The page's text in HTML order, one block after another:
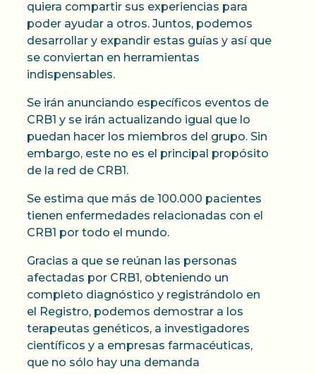
quiera compartir sus experiencias para
poder ayudar a otros. Juntos, podemos
desarrollar y expandir estas guías y así que
se conviertan en herramientas
indispensables.
Se irán anunciando específicos eventos de
CRB1 y se irán actualizando igual que lo
puedan hacer los miembros del grupo. Sin
embargo, este no es el principal propósito
de la red de CRB1.
Se estima que más de 100.000 pacientes
tienen enfermedades relacionadas con el
CRB1 por todo el mundo.
Gracias a que se reúnan las personas
afectadas por CRB1, obteniendo un
completo diagnóstico y registrándolo en
el Registro, podemos demostrar a los
terapeutas genéticos, a investigadores
científicos y a empresas farmacéuticas,
que no sólo hay una demanda